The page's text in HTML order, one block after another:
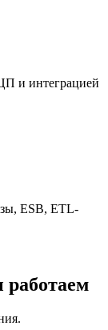
и интеграцией
ESB, ETL-